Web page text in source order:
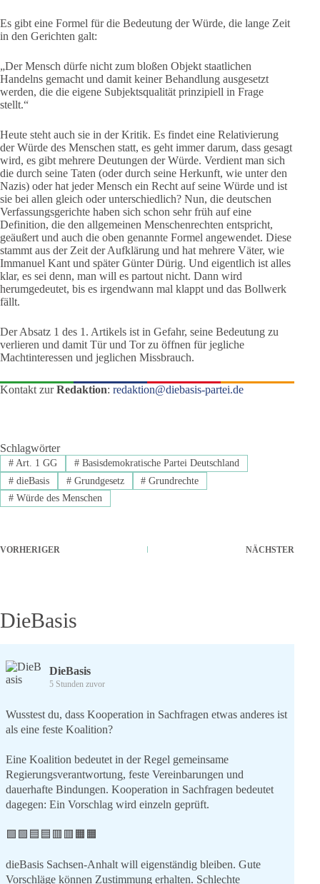
Es gibt eine Formel für die Bedeutung der Würde, die lange Zeit
in den Gerichten galt:
„Der Mensch dürfe nicht zum bloßen Objekt staatlichen
Handelns gemacht und damit keiner Behandlung ausgesetzt
werden, die die eigene Subjektsqualität prinzipiell in Frage
stellt.“
Heute steht auch sie in der Kritik. Es findet eine Relativierung
der Würde des Menschen statt, es geht immer darum, dass gesagt
wird, es gibt mehrere Deutungen der Würde. Verdient man sich
die durch seine Taten (oder durch seine Herkunft, wie unter den
Nazis) oder hat jeder Mensch ein Recht auf seine Würde und ist
sie bei allen gleich oder unterschiedlich? Nun, die deutschen
Verfassungsgerichte haben sich schon sehr früh auf eine
Definition, die den allgemeinen Menschenrechten entspricht,
geäußert und auch die oben genannte Formel angewendet. Diese
stammt aus der Zeit der Aufklärung und hat mehrere Väter, wie
Immanuel Kant und später Günter Dürig. Und eigentlich ist alles
klar, es sei denn, man will es partout nicht. Dann wird
herumgedeutet, bis es irgendwann mal klappt und das Bollwerk
fällt.
Der Absatz 1 des 1. Artikels ist in Gefahr, seine Bedeutung zu
verlieren und damit Tür und Tor zu öffnen für jegliche
Machtinteressen und jeglichen Missbrauch.
Kontakt zurRedaktion: redaktion@diebasis-partei.de
Schlagwörter
#Art. 1 GG #Basisdemokratische Partei Deutschland
#dieBasis #Grundgesetz # Grundrechte
#Würde des Menschen
VORHERIGER NÄCHSTER
DieBasis
DieBasis
5 Stunden zuvor
Wusstest du, dass Kooperation in Sachfragen etwas anderes ist
als eine feste Koalition?
Eine Koalition bedeutet in der Regel gemeinsame
Regierungsverantwortung, feste Vereinbarungen und
dauerhafte Bindungen. Kooperation in Sachfragen bedeutet
dagegen: Ein Vorschlag wird einzeln geprüft.
🟩🟩🟦🟦🟥🟥🟧🟧
dieBasis Sachsen-Anhalt will eigenständig bleiben. Gute
Vorschläge können Zustimmung erhalten. Schlechte